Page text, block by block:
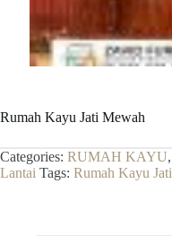
Rumah Kayu Jati Mewah
Categories: RUMAH KAYU,
Lantai Tags: Rumah Kayu Jati